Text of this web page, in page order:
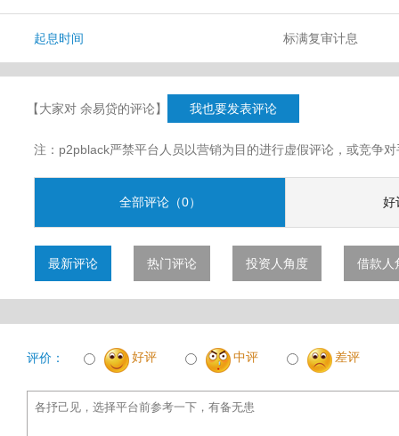
起息时间 标满复审计息
【大家对 余易贷的评论】 我也要发表评论
注：p2pblack严禁平台人员以营销为目的进行虚假评论，或竞争
全部评论（0） 好
最新评论 热门评论 投资人角度 借款人
评价： 好评 中评 差评